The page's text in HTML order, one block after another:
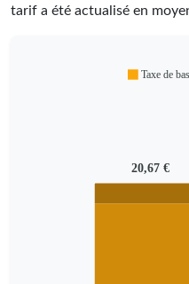
tarif a été actualisé en
20,67 €
Taxe de